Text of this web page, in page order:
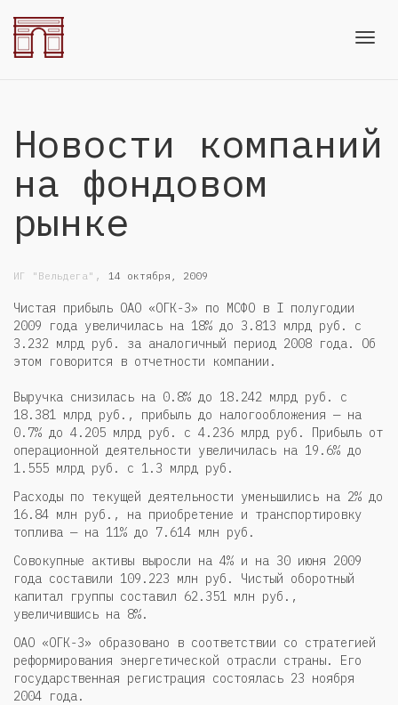
Новости компаний
на фондовом
рынке
ИГ "Вельдега" , 14 октября, 2009
Чистая прибыль ОАО «ОГК-3» по МСФО в I полугодии
2009 года увеличилась на 18% до 3.813 млрд руб. с
3.232 млрд руб. за аналогичный период 2008 года. Об
этом говорится в отчетности компании.
Выручка снизилась на 0.8% до 18.242 млрд руб. с
18.381 млрд руб., прибыль до налогообложения — на
0.7% до 4.205 млрд руб. с 4.236 млрд руб. Прибыль от
операционной деятельности увеличилась на 19.6% до
1.555 млрд руб. с 1.3 млрд руб.
Расходы по текущей деятельности уменьшились на 2% до
16.84 млн руб., на приобретение и транспортировку
топлива — на 11% до 7.614 млн руб.
Совокупные активы выросли на 4% и на 30 июня 2009
года составили 109.223 млн руб. Чистый оборотный
капитал группы составил 62.351 млн руб.,
увеличившись на 8%.
ОАО «ОГК-3» образовано в соответствии со стратегией
реформирования энергетической отрасли страны. Его
государственная регистрация состоялась 23 ноября
2004 года.